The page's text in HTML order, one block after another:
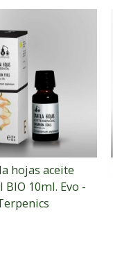
hojas aceite
BIO 10ml. Evo -